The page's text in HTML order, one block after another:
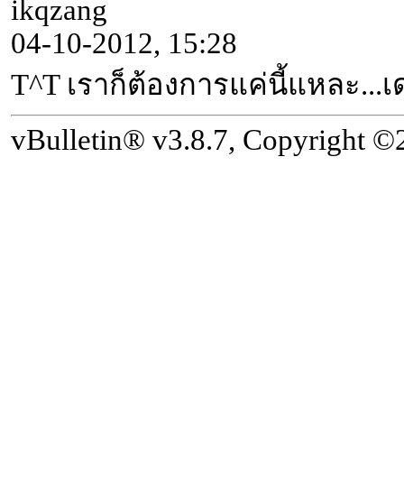
ikqzang
04-10-2012, 15:28
T^T เราก็ต้องการแค่นี้แหละ
vBulletin® v3.8.7, Copyright